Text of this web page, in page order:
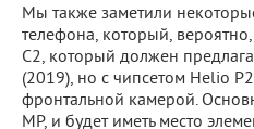
Мы также заметили
телефона, который,
C2, который должен
(2019), но с чипсетом Helio
фронтальной камерой.
MP, и будет иметь место